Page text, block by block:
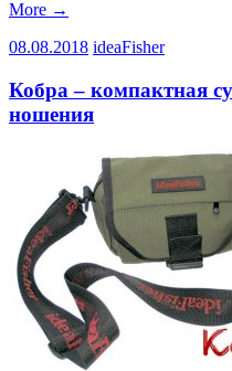
More →
08.08.2018 ideaFisher
Кобра – компактная
ношения